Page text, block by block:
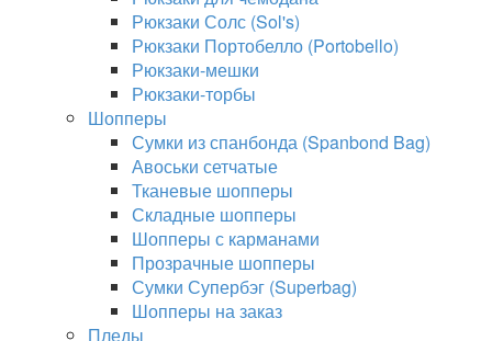
Рюкзаки Солс (Sol's)
Рюкзаки Портобелло (Portobello)
Рюкзаки-мешки
Рюкзаки-торбы
Шопперы
Сумки из спанбонда (Spanbond Bag)
Авоськи сетчатые
Тканевые шопперы
Складные шопперы
Шопперы с карманами
Прозрачные шопперы
Сумки Супербэг (Superbag)
Шопперы на заказ
Пледы